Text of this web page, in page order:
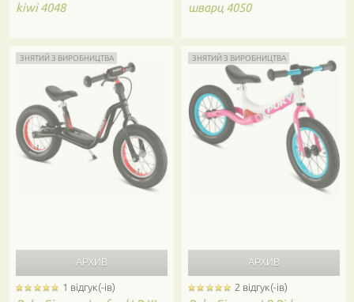
kiwi 4048
шварц 4050
ЗНЯТИЙ З ВИРОБНИЦТВА
1 відгук(-ів)
ЗНЯТИЙ З ВИРОБНИЦТВА
2 відгук(-ів)